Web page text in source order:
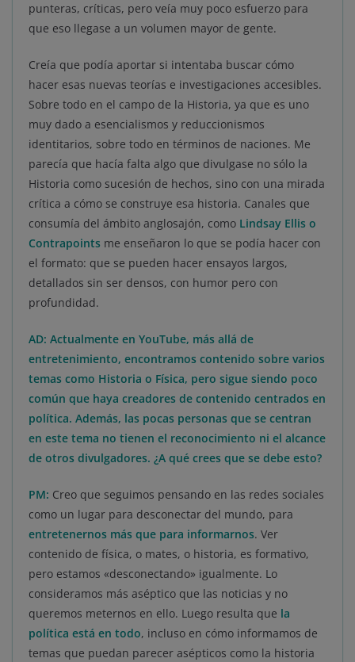
punteras, críticas, pero veía muy poco esfuerzo para
que eso llegase a un volumen mayor de gente.
Creía que podía aportar si intentaba buscar cómo
hacer esas nuevas teorías e investigaciones accesibles.
Sobre todo en el campo de la Historia, ya que es uno
muy dado a esencialismos y reduccionismos
identitarios, sobre todo en términos de naciones. Me
parecía que hacía falta algo que divulgase no sólo la
Historia como sucesión de hechos, sino con una mirada
crítica a cómo se construye esa historia. Canales que
consumía del ámbito anglosajón, como Lindsay Ellis o
Contrapoints me enseñaron lo que se podía hacer con
el formato: que se pueden hacer ensayos largos,
detallados sin ser densos, con humor pero con
profundidad.
AD: Actualmente en YouTube, más allá de
entretenimiento, encontramos contenido sobre varios
temas como Historia o Física, pero sigue siendo poco
común que haya creadores de contenido centrados en
política. Además, las pocas personas que se centran
en este tema no tienen el reconocimiento ni el alcance
de otros divulgadores. ¿A qué crees que se debe esto?
PM: Creo que seguimos pensando en las redes sociales
como un lugar para desconectar del mundo, para
entretenernos más que para informarnos. Ver
contenido de física, o mates, o historia, es formativo,
pero estamos «desconectando» igualmente. Lo
consideramos más aséptico que las noticias y no
queremos meternos en ello. Luego resulta que la
política está en todo, incluso en cómo informamos de
temas que puedan parecer asépticos como la historia